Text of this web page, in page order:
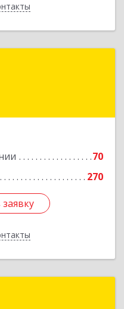
70
270
муниципальный
Подробнее